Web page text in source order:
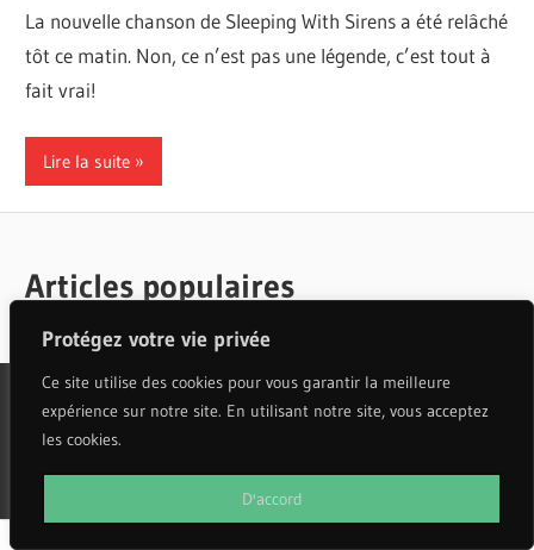
Protégez votre vie privée
Ce site utilise des cookies pour vous garantir la meilleure
expérience sur notre site. En utilisant notre site, vous acceptez
les cookies.
D'accord
La nouvelle chanson de Sleeping With Sirens a été relâché
tôt ce matin. Non, ce n’est pas une légende, c’est tout à
fait vrai!
Lire la suite
Articles populaires
WordPress Theme: Wellington by ThemeZee.